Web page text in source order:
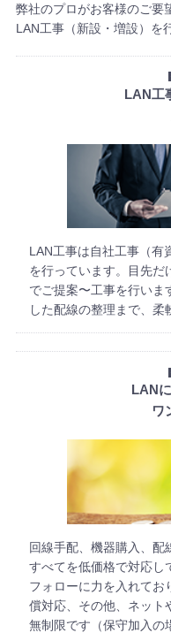
弊社のプロがお客様のご要
LAN工事（新設・増設）を
LAN工
LAN工事は自社工事（有
を行っています。目先だ
でご提案〜工事を行いま
した配線の整理まで、柔
LAN
ワ
回線手配、機器購入、配
すべてを低価格で対応し
フォローに力を入れてお
償対応、その他、ネット
無制限です（保守加入の